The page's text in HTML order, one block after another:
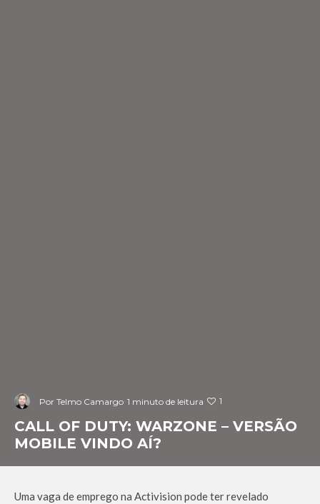
Por Telmo Camargo 1 minuto de leitura 1
CALL OF DUTY: WARZONE – VERSÃO
MOBILE VINDO AÍ?
Uma vaga de emprego na Activision pode ter revelado